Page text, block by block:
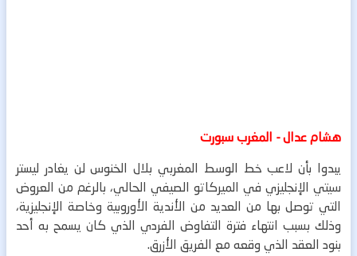
هشام عدال - المغرب سبورت
يبدوا بأن لاعب خط الوسط المغربي بلال الخنوس لن يغادر ليستر
سيتي الإنجليزي في الميركاتو الصيفي الحالي، بالرغم من العروض
التي توصل بها من العديد من الأندية الأوروبية وخاصة الإنجليزية،
وذلك بسبب انتهاء فترة التفاوض الفردي الذي كان يسمح به أحد
بنود العقد الذي وقعه مع الفريق الأزرق.